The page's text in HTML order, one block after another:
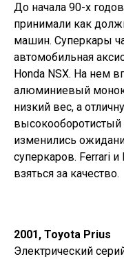
До начала 90-х
принимали как
машин. Суперкары
автомобильная
Honda NSX. На нем
алюминиевый
низкий вес, а
изменились
суперкаров. Ferrari
взяться за качество.
2001, Toyota Prius
Электрический